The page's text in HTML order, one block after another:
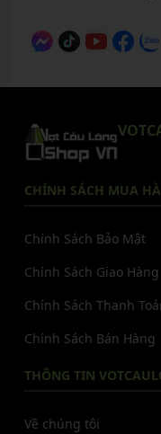
CHÍNH SÁCH MUA
Chính Sách Bảo Mật
Chính Sách Giao Hàng
Chính Sách Thanh
Chính Sách Bán Hàng
THÔNG TIN
Về chúng tôi